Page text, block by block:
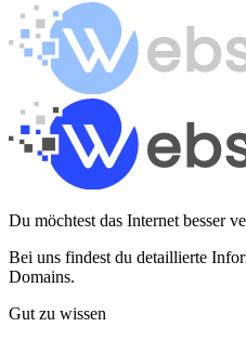
Du möchtest das Internet besser
Bei uns findest du detaillierte
Domains.
Gut zu wissen